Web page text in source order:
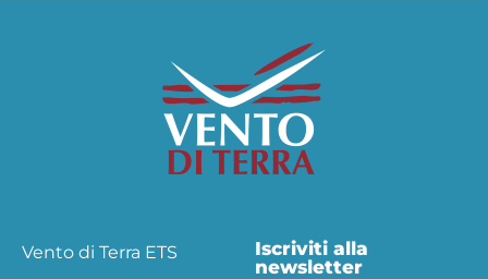
Vento di Terra ETS
Iscriviti alla
newsletter